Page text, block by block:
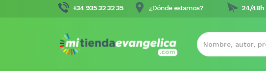
+34 935 32 32 35 ¿Dónde estamos? 24/48h